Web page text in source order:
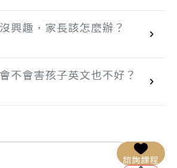
興趣，家長該怎麼辦？
不會害孩子英文也不好？
諮詢課程